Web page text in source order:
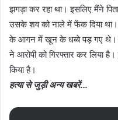
झगड़ा कर रहा था। इसलिए मैंने
उसके शव को नाले में फेंक दिया था।
के आगन में खून के धब्बे पड़ गए थे।
ने आरोपी को गिरफ्तार कर लिया
किया है।
हत्या से जुड़ी अन्य खबरें…